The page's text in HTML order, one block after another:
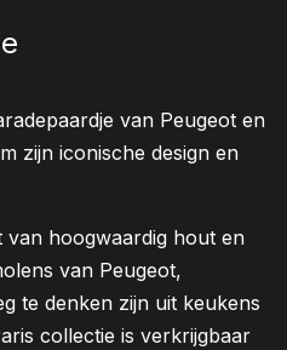
van Peugeot en
zijn iconische design en
van hoogwaardig hout en
van Peugeot,
te denken zijn uit keukens
collectie is verkrijgbaar